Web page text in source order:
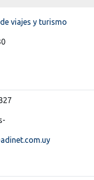
viajes y turismo